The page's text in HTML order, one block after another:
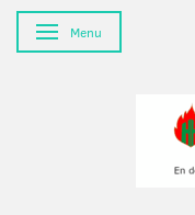
Toggle navigation
Menu